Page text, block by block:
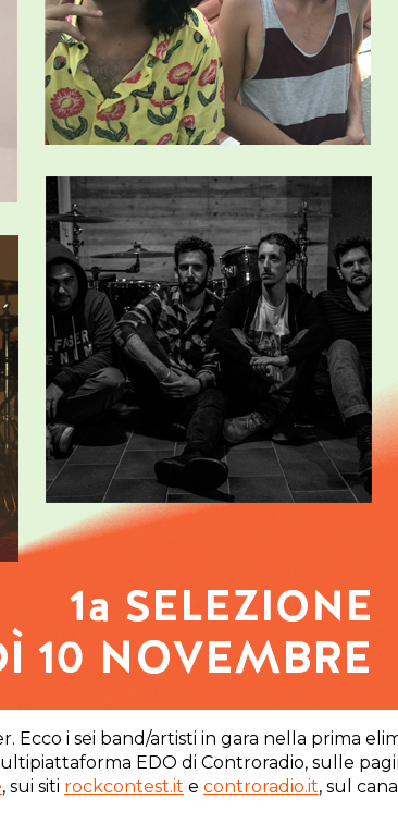
Ecco i sei band/artisti in gara nella prima
EDO di Controradio, sulle
, sui siti rockcontest.it e controradio.it, sul